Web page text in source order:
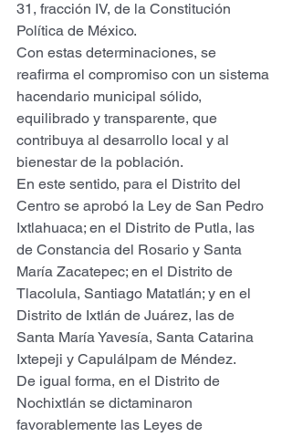
31, fracción IV, de la Constitución
Política de México.
Con estas determinaciones, se
reafirma el compromiso con un sistema
hacendario municipal sólido,
equilibrado y transparente, que
contribuya al desarrollo local y al
bienestar de la población.
En este sentido, para el Distrito del
Centro se aprobó la Ley de San Pedro
Ixtlahuaca; en el Distrito de Putla, las
de Constancia del Rosario y Santa
María Zacatepec; en el Distrito de
Tlacolula, Santiago Matatlán; y en el
Distrito de Ixtlán de Juárez, las de
Santa María Yavesía, Santa Catarina
Ixtepeji y Capulálpam de Méndez.
De igual forma, en el Distrito de
Nochixtlán se dictaminaron
favorablemente las Leyes de